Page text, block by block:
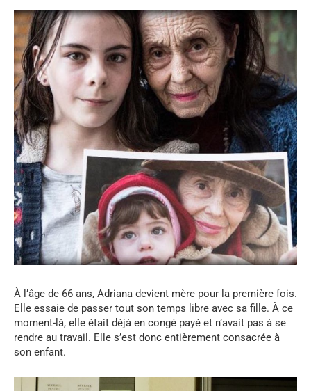
À l’âge de 66 ans, Adriana devient mère pour la première fois.
Elle essaie de passer tout son temps libre avec sa fille. À ce
moment-là, elle était déjà en congé payé et n’avait pas à se
rendre au travail. Elle s’est donc entièrement consacrée à
son enfant.